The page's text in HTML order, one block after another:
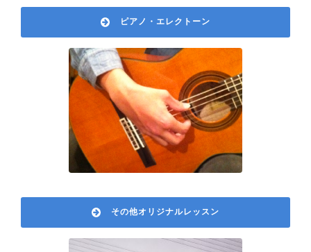
ピアノ・エレクトーン
その他オリジナルレッスン